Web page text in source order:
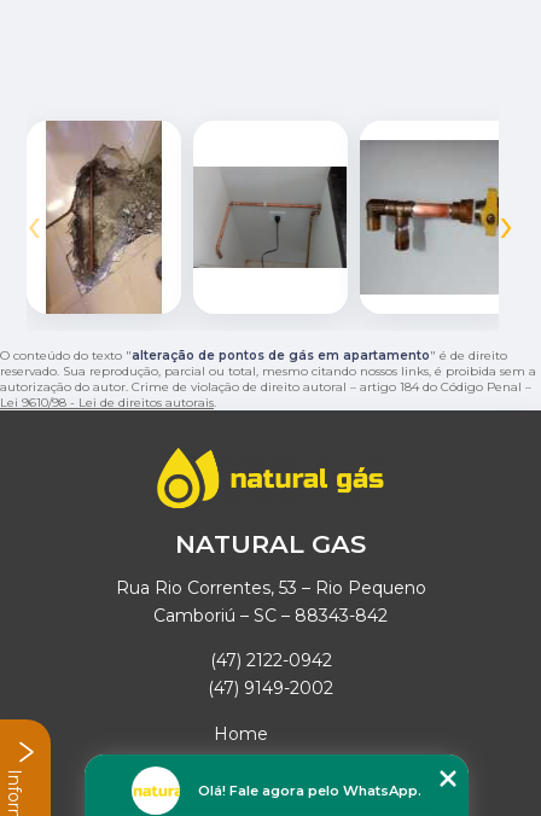
‹ ›
O conteúdo do texto "alteração de pontos de gás em apartamento" é de direito
reservado. Sua reprodução, parcial ou total, mesmo citando nossos links, é proibida sem a
autorização do autor. Crime de violação de direito autoral – artigo 184 do Código Penal –
Lei 9610/98 - Lei de direitos autorais.
NATURAL GAS
Rua Rio Correntes, 53 – Rio Pequeno
Camboriú – SC – 88343-842
(47) 2122-0942
(47) 9149-2002
Home
Empresa
Missão
Olá! Fale agora pelo WhatsApp.